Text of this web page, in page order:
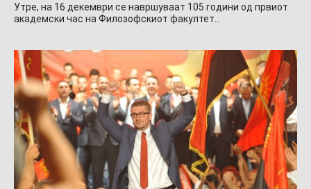
Утре, на 16 декември се навршуваат 105 години од првиот
академски час на Филозофскиот факултет…